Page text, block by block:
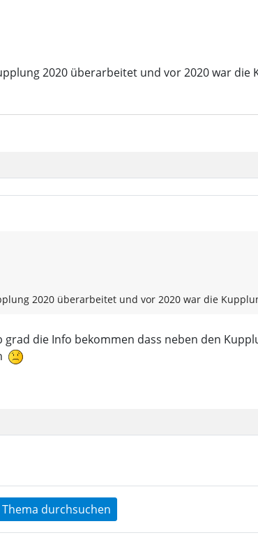
2020 überarbeitet und vor 2020 war
2020 überarbeitet und vor 2020 war die
die Info bekommen dass neben den
Thema durchsuchen